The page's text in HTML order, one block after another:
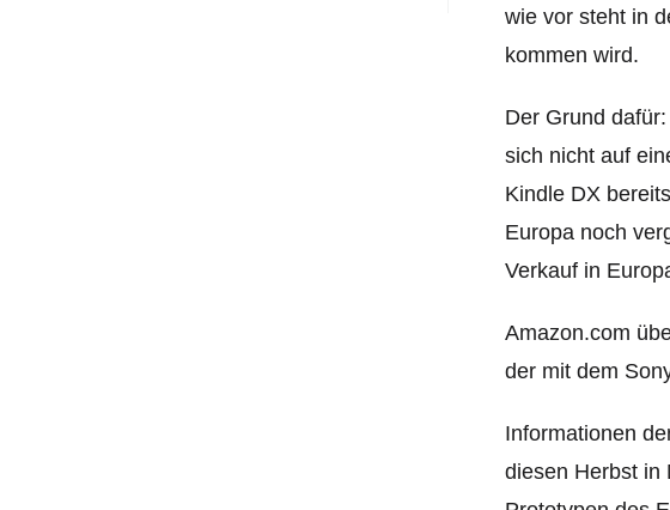
wie vor steht in
kommen wird.
Der Grund
sich nicht auf
Kindle DX
Europa noch
Verkauf in
Amazon.com
der mit dem
Informationen
diesen Herbst in